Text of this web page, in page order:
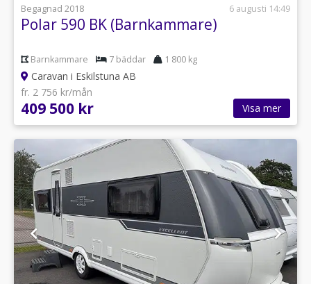
Begagnad 2018
6 augusti 14:49
Polar 590 BK (Barnkammare)
Barnkammare 7 bäddar 1 800 kg
Caravan i Eskilstuna AB
fr. 2 756 kr/mån
409 500 kr Visa mer